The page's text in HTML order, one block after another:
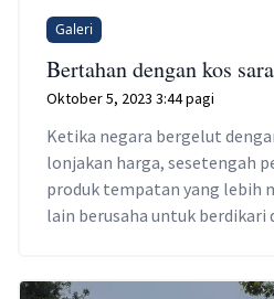
Galeri
Bertahan dengan kos
Oktober 5, 2023 3:44 pagi
Ketika negara bergelut
lonjakan harga, sesetengah
produk tempatan yang lebih
lain berusaha untuk berdikari